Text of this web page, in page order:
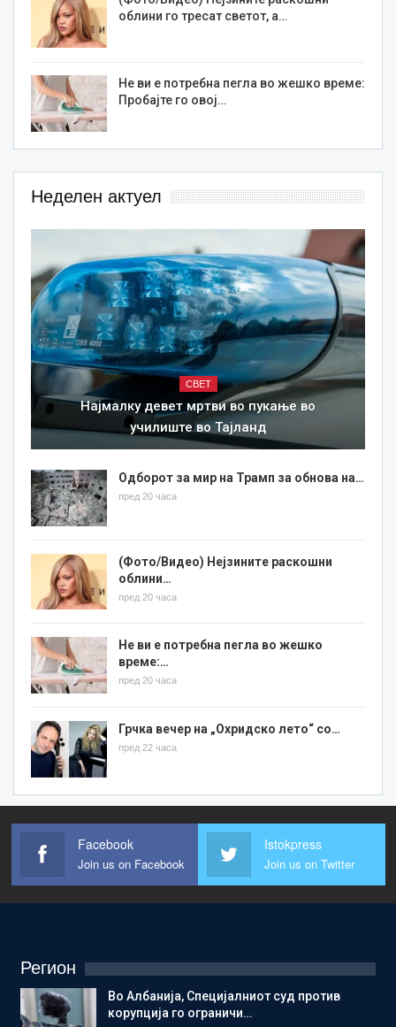
облини го тресат светот, а…
Не ви е потребна пегла во жешко време:
Пробајте го овој…
Неделен актуел
СВЕТ
Најмалку девет мртви во пукање во
училиште во Тајланд
Одборот за мир на Трамп за обнова на…
пред 20 часа
(Фото/Видео) Нејзините раскошни
облини…
пред 20 часа
Не ви е потребна пегла во жешко
време:…
пред 20 часа
Грчка вечер на „Охридско лето“ со…
пред 22 часа
Facebook
Join us on Facebook
Istokpress
Join us on Twitter
Регион
Во Албанија, Специјалниот суд против
корупција го ограничи…